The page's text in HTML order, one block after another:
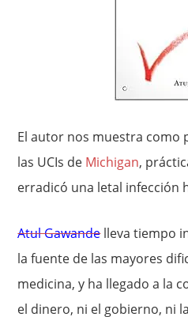
El autor nos muestra como
las UCIs de Michigan,
erradicó una letal infección
Atul Gawande lleva tiempo
la fuente de las mayores
medicina, y ha llegado a la
el dinero, ni el gobierno, ni